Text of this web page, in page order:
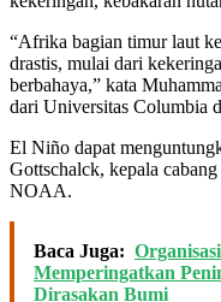
“Afrika bagian timur laut
drastis, mulai dari
berbahaya,” kata
dari Universitas Columbia
El Niño dapat
Gottschalck, kepala
NOAA.
Baca Juga:
Memperingatkan
Dirasakan Bumi